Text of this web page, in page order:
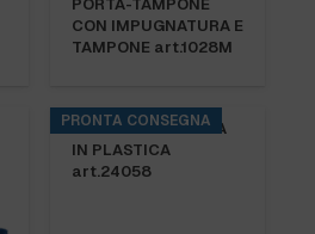
PORTA-TAMPONE
CON IMPUGNATURA E
TAMPONE art.1028M
PRONTA CONSEGNA
PORTAPRESSA IDEA
IN PLASTICA
art.24058